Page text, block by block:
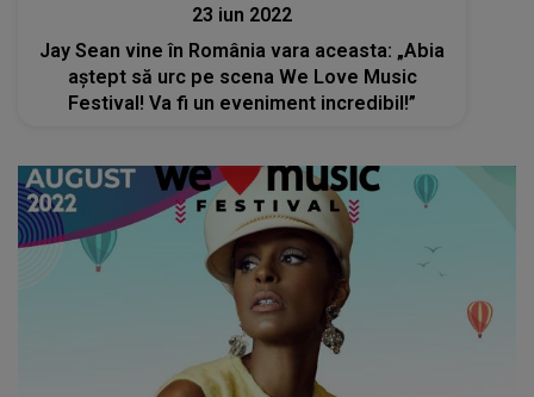
23 iun 2022
Jay Sean vine în România vara aceasta: „Abia
aștept să urc pe scena We Love Music
Festival! Va fi un eveniment incredibil!”